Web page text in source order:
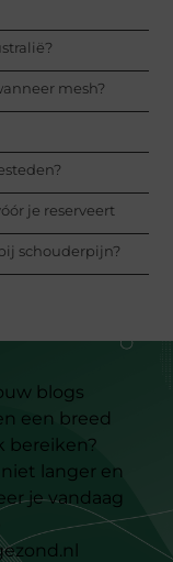
mesh?
je reserveert
schouderpijn?
blogs
een breed
bereiken?
langer en
je vandaag